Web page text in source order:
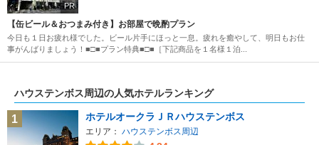
PR
【缶ビール＆おつまみ付き】お部屋で晩酌プラン
今日も１日お疲れ様でした。ビール片手にほっと一息。疲れを癒やして、明日もお仕
事がんばりましょう！■□■プラン特典■□■［下記商品を１名様１泊...
ハウステンボス周辺の人気ホテルランキング
1 ホテルオークラＪＲハウステンボス
エリア： ハウステンボス周辺